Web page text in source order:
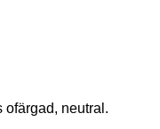
ofärgad, neutral.